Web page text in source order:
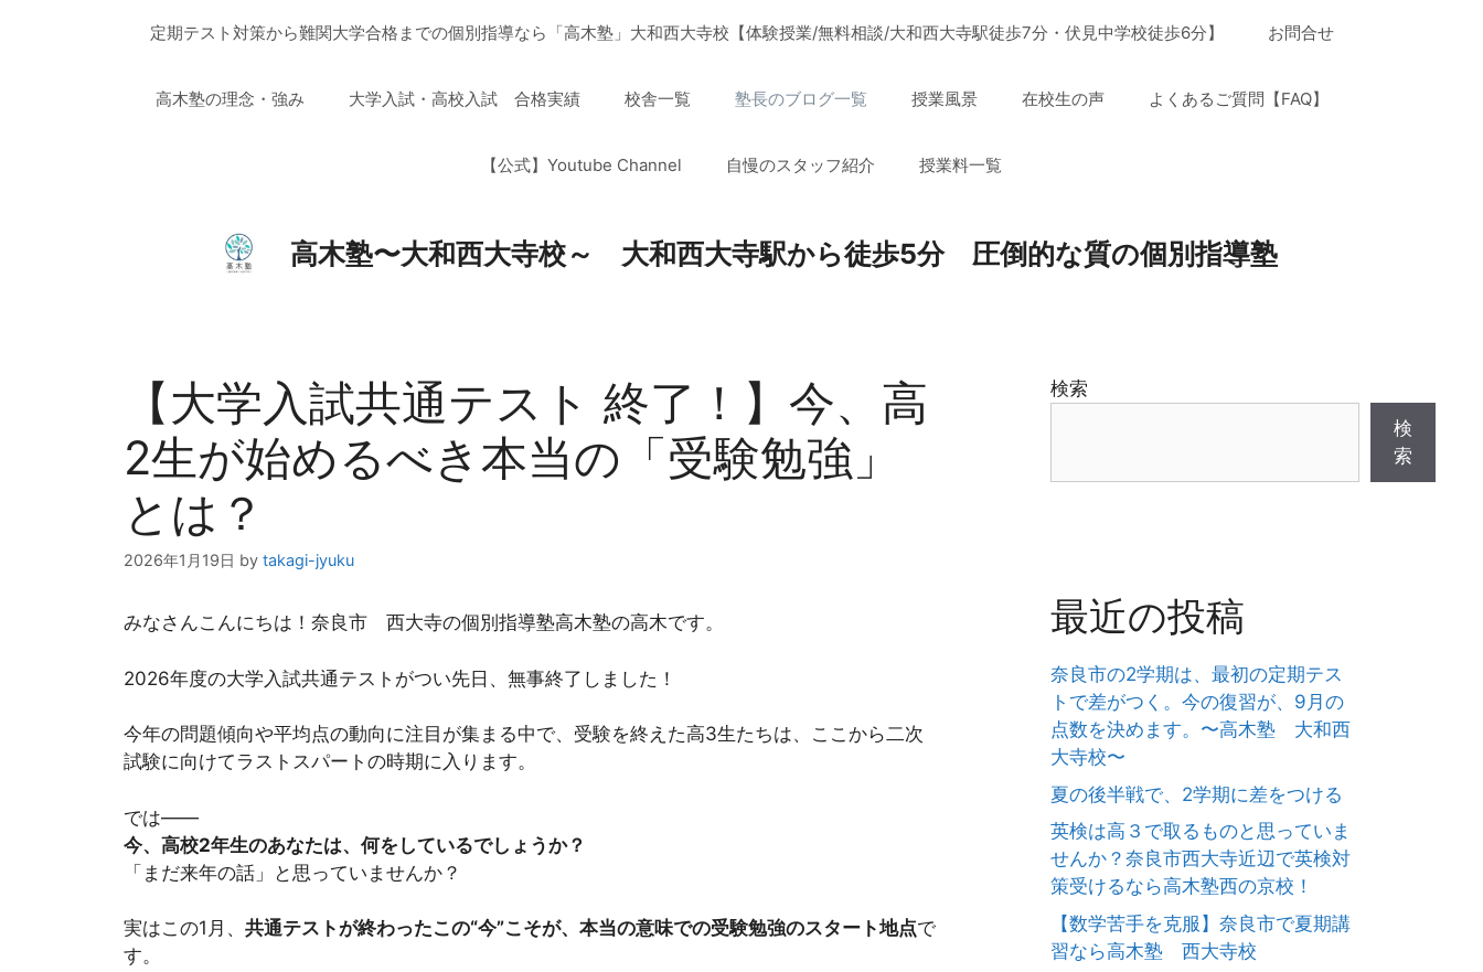
定期テスト対策から難関大学合格までの個別指導なら「高木塾」大和西大寺校【体験授業/無料相談/大和西大寺駅徒歩7分・伏見中学校徒歩6分】 お問合せ
高木塾の理念・強み 大学入試・高校入試 合格実績 校舎一覧 塾長のブログ一覧 授業風景 在校生の声 よくあるご質問【FAQ】
【公式】Youtube Channel 自慢のスタッフ紹介 授業料一覧
高木塾〜大和西大寺校～ 大和西大寺駅から徒歩5分 圧倒的な質の個別指導塾
【大学入試共通テスト 終了！】今、高
2生が始めるべき本当の「受験勉強」
とは？
2026年1月19日 by takagi-jyuku
みなさんこんにちは！奈良市 西大寺の個別指導塾高木塾の高木です。
2026年度の大学入試共通テストがつい先日、無事終了しました！
今年の問題傾向や平均点の動向に注目が集まる中で、受験を終えた高3生たちは、ここから二次
試験に向けてラストスパートの時期に入ります。
では――
今、高校2年生のあなたは、何をしているでしょうか？
「まだ来年の話」と思っていませんか？
実はこの1月、 共通テストが終わったこの“今”こそが、本当の意味での受験勉強のスタート地点で
す。
検索
検
索
最近の投稿
奈良市の2学期は、最初の定期テス
トで差がつく。今の復習が、9月の
点数を決めます。〜高木塾 大和西
大寺校〜
夏の後半戦で、2学期に差をつける
英検は高３で取るものと思っていま
せんか？奈良市西大寺近辺で英検対
策受けるなら高木塾西の京校！
【数学苦手を克服】奈良市で夏期講
習なら高木塾 西大寺校